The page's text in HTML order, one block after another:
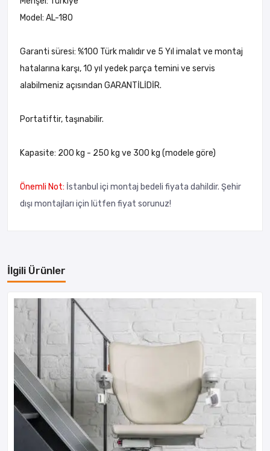
Model: AL-180
Garanti süresi: %100 Türk malıdır ve 5 Yıl imalat ve montaj
hatalarına karşı, 10 yıl yedek parça temini ve servis
alabilmeniz açısından GARANTİLİDİR.
Portatiftir, taşınabilir.
Kapasite: 200 kg - 250 kg ve 300 kg (modele göre)
Önemli Not: İstanbul içi montaj bedeli fiyata dahildir. Şehir
dışı montajları için lütfen fiyat sorunuz!
İlgili Ürünler